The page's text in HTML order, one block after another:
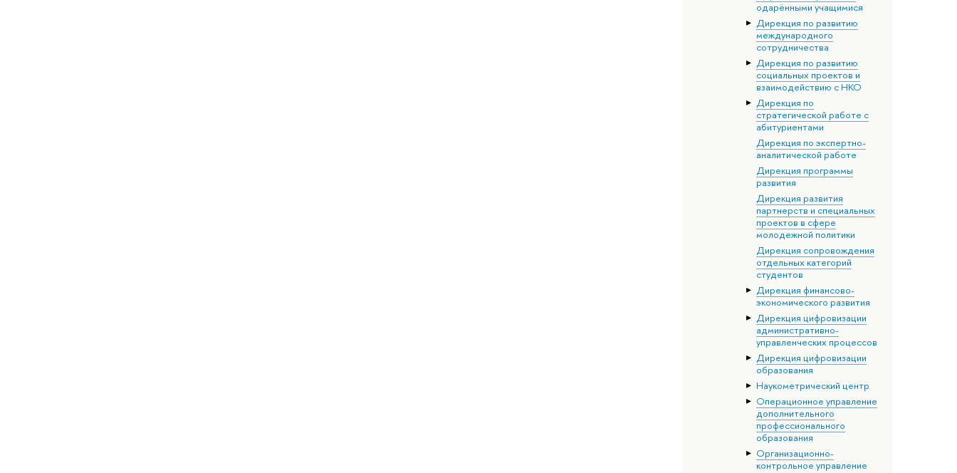
одарёнными учащимися
Дирекция по развитию
международного
сотрудничества
Дирекция по развитию
социальных проектов и
взаимодействию с НКО
Дирекция по
стратегической работе с
абитуриентами
Дирекция по экспертно-
аналитической работе
Дирекция программы
развития
Дирекция развития
партнерств и специальных
проектов в сфере
молодежной политики
Дирекция сопровождения
отдельных категорий
студентов
Дирекция финансово-
экономического развития
Дирекция цифровизации
административно-
управленческих процессов
Дирекция цифровизации
образования
Наукометрический центр
Операционное управление
дополнительного
профессионального
образования
Организационно-
контрольное управление